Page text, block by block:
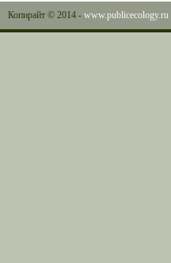
Копирайт © 2014 - www.publicecology.ru